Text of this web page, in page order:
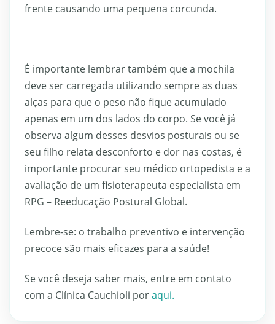
frente causando uma pequena corcunda.
É importante lembrar também que a mochila
deve ser carregada utilizando sempre as duas
alças para que o peso não fique acumulado
apenas em um dos lados do corpo. Se você já
observa algum desses desvios posturais ou se
seu filho relata desconforto e dor nas costas, é
importante procurar seu médico ortopedista e a
avaliação de um fisioterapeuta especialista em
RPG – Reeducação Postural Global.
Lembre-se: o trabalho preventivo e intervenção
precoce são mais eficazes para a saúde!
Se você deseja saber mais, entre em contato
com a Clínica Cauchioli poraqui.